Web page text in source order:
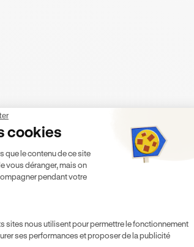
cookies
Gestion du
que le contenu de ce site
vous déranger, mais on
pendant votre
sites nous utilisent pour permettre le fonctionnement
ses performances et proposer de la publicité